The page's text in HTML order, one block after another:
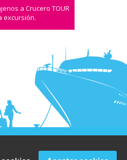
a Crucero TOUR
excursión.